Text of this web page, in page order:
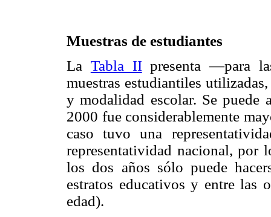
Muestras de estudiantes
La Tabla IIpresenta —para
muestras estudiantiles
y modalidad escolar. Se puede
2000 fue considerablemente
caso tuvo una
representatividad nacional, por
los dos años sólo puede
estratos educativos y entre las
edad).